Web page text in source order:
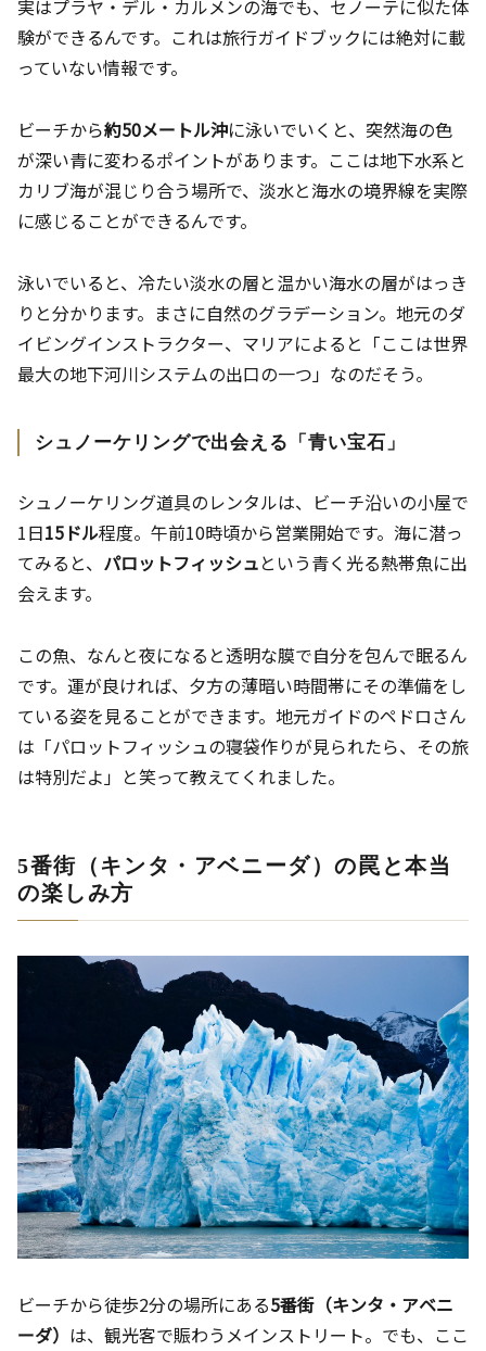
実はプラヤ・デル・カルメンの海でも、セノーテに似た体
験ができるんです。これは旅行ガイドブックには絶対に載
っていない情報です。
ビーチから約50メートル沖に泳いでいくと、突然海の色
が深い青に変わるポイントがあります。ここは地下水系と
カリブ海が混じり合う場所で、淡水と海水の境界線を実際
に感じることができるんです。
泳いでいると、冷たい淡水の層と温かい海水の層がはっき
りと分かります。まさに自然のグラデーション。地元のダ
イビングインストラクター、マリアによると「ここは世界
最大の地下河川システムの出口の一つ」なのだそう。
シュノーケリングで出会える「青い宝石」
シュノーケリング道具のレンタルは、ビーチ沿いの小屋で
1日15ドル程度。午前10時頃から営業開始です。海に潜っ
てみると、 パロットフィッシュという青く光る熱帯魚に出
会えます。
この魚、なんと夜になると透明な膜で自分を包んで眠るん
です。運が良ければ、夕方の薄暗い時間帯にその準備をし
ている姿を見ることができます。地元ガイドのペドロさん
は「パロットフィッシュの寝袋作りが見られたら、その旅
は特別だよ」と笑って教えてくれました。
5番街（キンタ・アベニーダ）の罠と本当
の楽しみ方
ビーチから徒歩2分の場所にある5番街（キンタ・アベニ
ーダ） は、観光客で賑わうメインストリート。でも、ここ